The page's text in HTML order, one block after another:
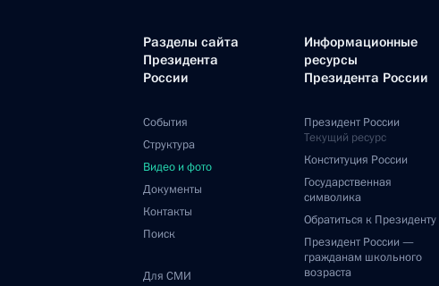
Разделы сайта
Президента
России
События
Структура
Видео и фото
Документы
Контакты
Поиск
Для СМИ
Информационные
ресурсы
Президента России
Президент России
Текущий ресурс
Конституция России
Государственная
символика
Обратиться к Президенту
Президент России —
гражданам школьного
возраста